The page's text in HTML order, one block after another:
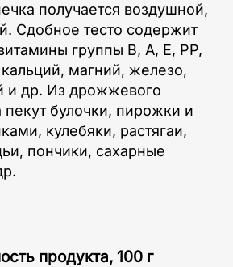
получается воздушной,
Сдобное тесто содержит
группы В, А, Е, РР,
магний, железо,
и др. Из дрожжевого
пекут булочки, пирожки и
кулебяки, растягаи,
пончики, сахарные
продукта, 100 г